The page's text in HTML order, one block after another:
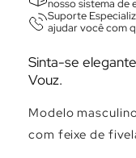
nosso sistema de
Suporte
ajudar você com
Sinta-se
Vouz.
Modelo
com feixe de